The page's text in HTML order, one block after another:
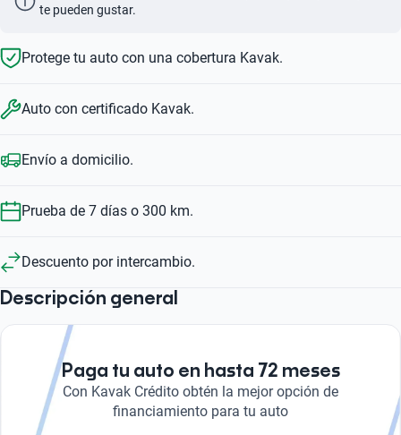
te pueden gustar.
Protege tu auto con una cobertura Kavak.
Auto con certificado Kavak.
Envío a domicilio.
Prueba de 7 días o 300 km.
Descuento por intercambio.
Descripción general
Paga tu auto en hasta 72 meses
Con Kavak Crédito obtén la mejor opción de
financiamiento para tu auto